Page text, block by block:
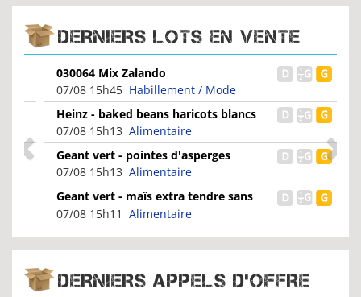
DERNIERS LOTS EN VENTE
030064 Mix Zalando
07/08 15h45Habillement / Mode
Heinz - baked beans haricots blancs
cuisinés à la sauce...
07/08 15h13Alimentaire
Geant vert - pointes d'asperges
blanches en bocal
07/08 15h13Alimentaire
Geant vert - maïs extra tendre sans
ogm
07/08 15h11 Alimentaire
DERNIERS APPELS D'OFFRE